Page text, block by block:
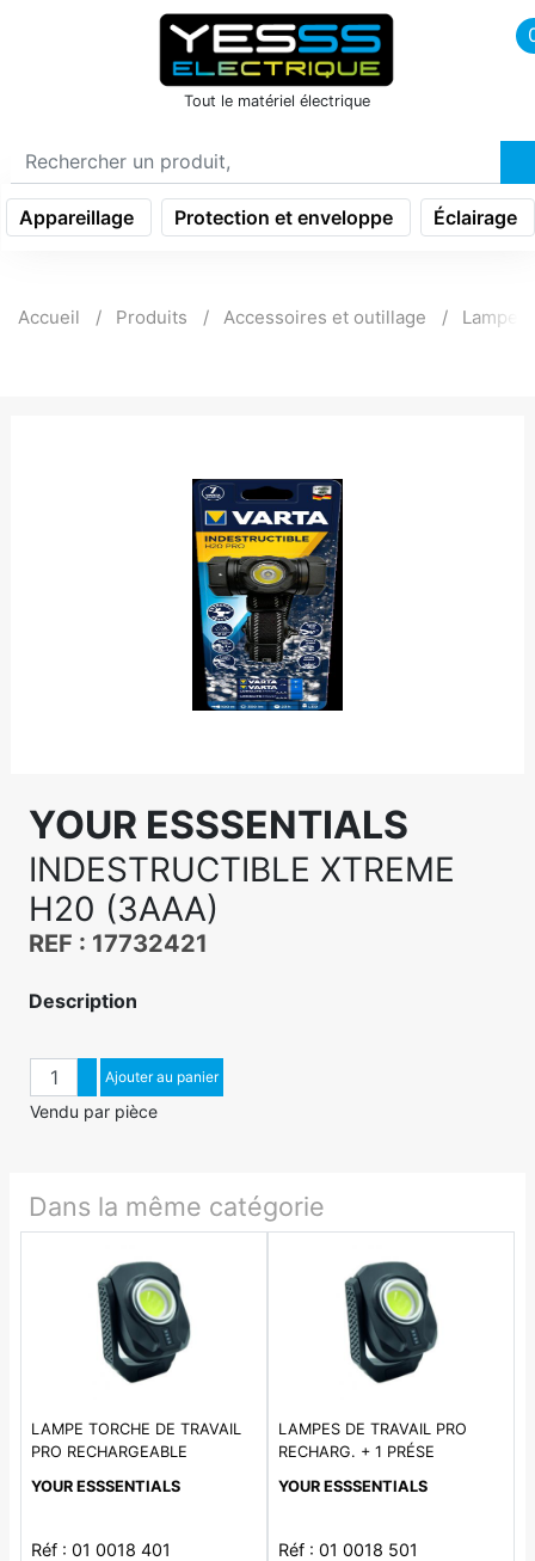
icon menu burger
Tout le matériel électrique
Appareillage Protection et enveloppe Éclairage
Accueil Produits Accessoires et outillage Lampe
YOUR ESSSENTIALS
INDESTRUCTIBLE XTREME
H20 (3AAA)
REF : 17732421
Description
QuantitéAugmenter quantité
Diminuer quantité
Ajouter au panier
Vendu par pièce
Dans la même catégorie
LAMPE TORCHE DE TRAVAIL
PRO RECHARGEABLE
YOUR ESSSENTIALS
Réf : 01 0018 401
LAMPES DE TRAVAIL PRO
RECHARG. + 1 PRÉSE
YOUR ESSSENTIALS
Réf : 01 0018 501